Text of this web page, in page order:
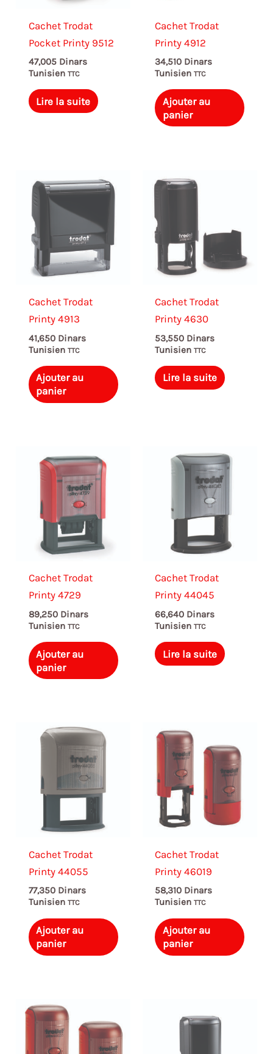
Cachet Trodat
Pocket Printy 9512
47,005 Dinars
Tunisien TTC
Lire la suite
Cachet Trodat
Printy 4912
34,510 Dinars
Tunisien TTC
Ajouter au
panier
Cachet Trodat
Printy 4913
41,650 Dinars
Tunisien TTC
Ajouter au
panier
Cachet Trodat
Printy 4630
53,550 Dinars
Tunisien TTC
Lire la suite
Cachet Trodat
Printy 4729
89,250 Dinars
Tunisien TTC
Ajouter au
panier
Cachet Trodat
Printy 44045
66,640 Dinars
Tunisien TTC
Lire la suite
Cachet Trodat
Printy 44055
77,350 Dinars
Tunisien TTC
Ajouter au
panier
Cachet Trodat
Printy 46019
58,310 Dinars
Tunisien TTC
Ajouter au
panier